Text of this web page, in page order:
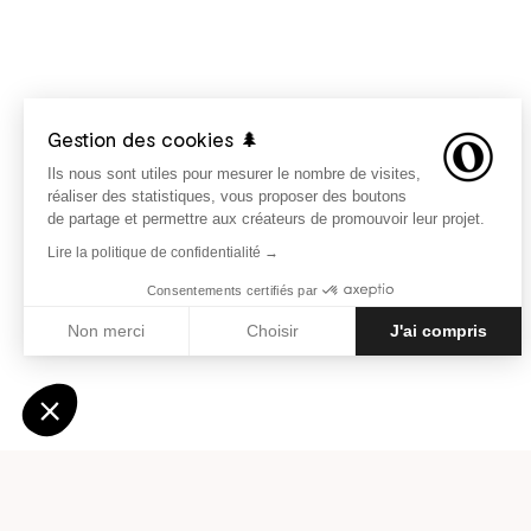
Gestion des cookies 🌲
Ils nous sont utiles pour mesurer le nombre de visites,
réaliser des statistiques, vous proposer des boutons
de partage et permettre aux créateurs de promouvoir leur projet.
Lire la politique de confidentialité →
Consentements certifiés par
Non merci Choisir J'ai compris
Notre plateforme vous permet d'adapter et de gérer